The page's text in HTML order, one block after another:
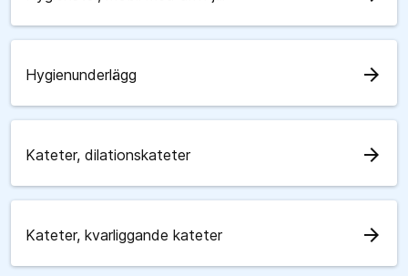
Hygienunderlägg arrow_forward
Kateter, dilationskateter arrow_forward
Kateter, kvarliggande kateter arrow_forward